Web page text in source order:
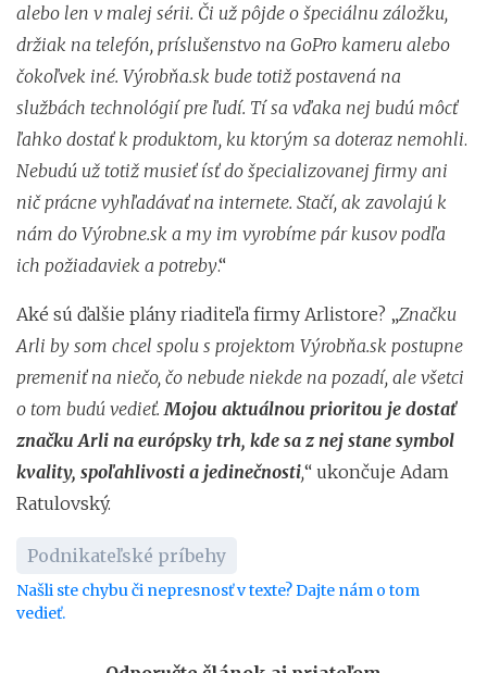
alebo len v malej sérii. Či už pôjde o špeciálnu záložku,
držiak na telefón, príslušenstvo na GoPro kameru alebo
čokoľvek iné. Výrobňa.sk bude totiž postavená na
službách technológií pre ľudí. Tí sa vďaka nej budú môcť
ľahko dostať k produktom, ku ktorým sa doteraz nemohli.
Nebudú už totiž musieť ísť do špecializovanej firmy ani
nič prácne vyhľadávať na internete. Stačí, ak zavolajú k
nám do Výrobne.sk a my im vyrobíme pár kusov podľa
ich požiadaviek a potreby.“
Aké sú ďalšie plány riaditeľa firmy Arlistore? „Značku
Arli by som chcel spolu s projektom Výrobňa.sk postupne
premeniť na niečo, čo nebude niekde na pozadí, ale všetci
o tom budú vedieť. Mojou aktuálnou prioritou je dostať
značku Arli na európsky trh, kde sa z nej stane symbol
kvality, spoľahlivosti a jedinečnosti,“ ukončuje Adam
Ratulovský.
Podnikateľské príbehy
Našli ste chybu či nepresnosť v texte? Dajte nám o tom
vedieť.